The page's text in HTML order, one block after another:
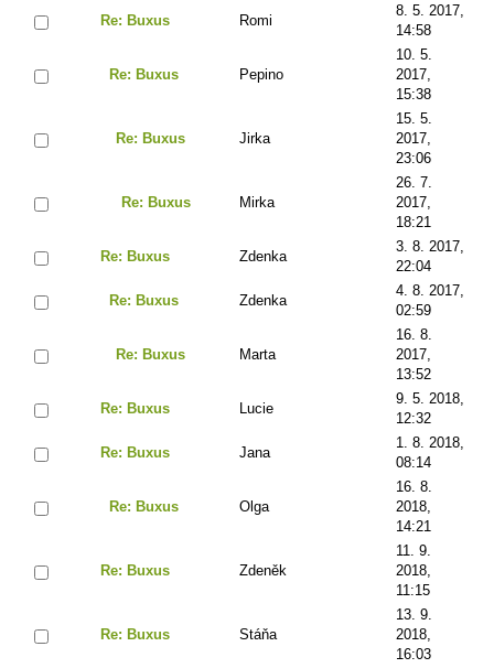
Re: Buxus Romi
8. 5. 2017,
14:58
Re: Buxus Pepino
10. 5.
2017,
15:38
Re: Buxus Jirka
15. 5.
2017,
23:06
Re: Buxus Mirka
26. 7.
2017,
18:21
Re: Buxus Zdenka
3. 8. 2017,
22:04
Re: Buxus Zdenka
4. 8. 2017,
02:59
Re: Buxus Marta
16. 8.
2017,
13:52
Re: Buxus Lucie
9. 5. 2018,
12:32
Re: Buxus Jana
1. 8. 2018,
08:14
Re: Buxus Olga
16. 8.
2018,
14:21
Re: Buxus Zdeněk
11. 9.
2018,
11:15
Re: Buxus Stáňa
13. 9.
2018,
16:03